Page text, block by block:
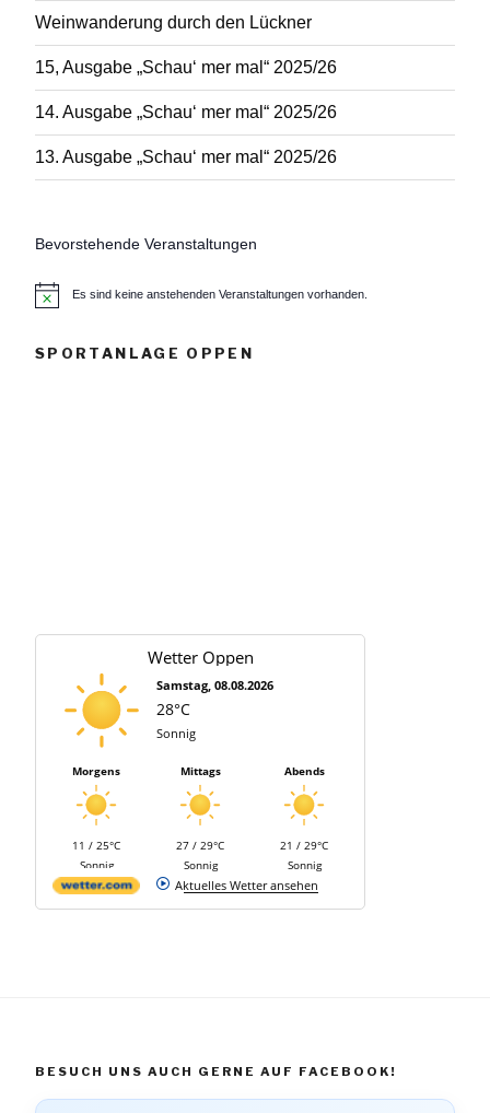
Weinwanderung durch den Lückner
15, Ausgabe „Schau‘ mer mal“ 2025/26
14. Ausgabe „Schau‘ mer mal“ 2025/26
13. Ausgabe „Schau‘ mer mal“ 2025/26
Bevorstehende Veranstaltungen
w
Es sind keine anstehenden Veranstaltungen vorhanden.
SPORTANLAGE OPPEN
Wetter Oppen
Samstag, 08.08.2026
28°C
Sonnig
Morgens
11 / 25°C
Sonnig
Mittags
27 / 29°C
Sonnig
Abends
21 / 29°C
Sonnig
Aktuelles Wetter ansehen
BESUCH UNS AUCH GERNE AUF FACEBOOK!